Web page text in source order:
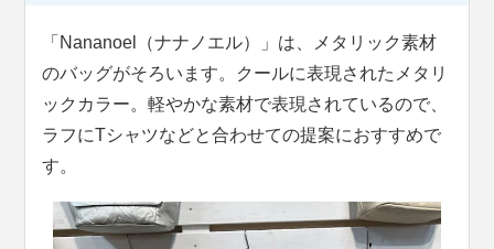
「Nananoel（ナナノエル）」は、メタリック素材
のバッグがそろいます。クールに表現されたメタリ
ックカラー。軽やかな素材で表現されているので、
ラフにTシャツなどと合わせての提案におすすめで
す。